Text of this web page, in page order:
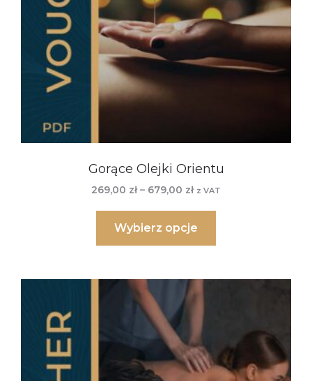
Gorące Olejki Orientu
269,00 zł – 679,00 zł z VAT
Wybierz opcje